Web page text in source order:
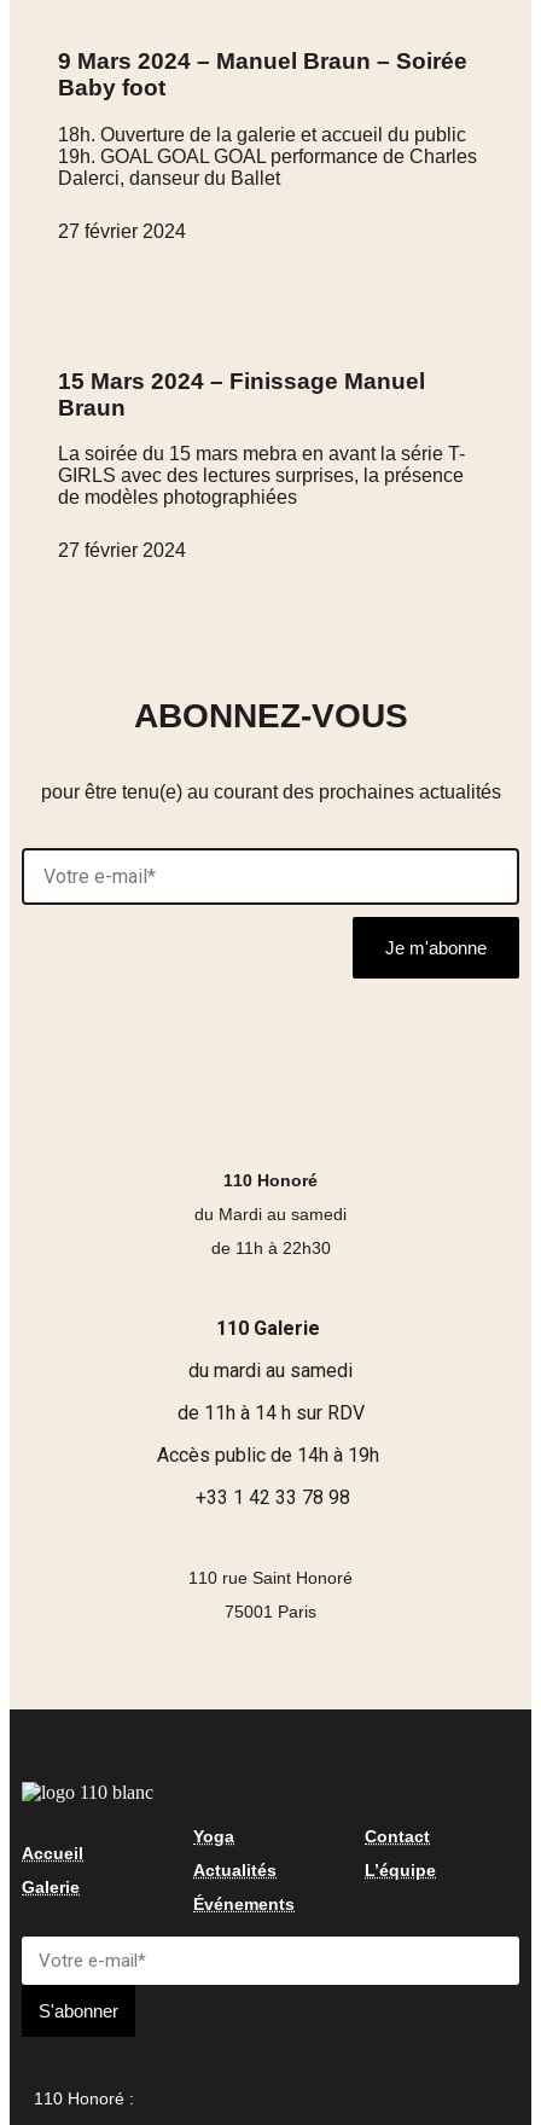
9 Mars 2024 – Manuel Braun – Soirée
Baby foot
18h. Ouverture de la galerie et accueil du public
19h. GOAL GOAL GOAL performance de Charles
Dalerci, danseur du Ballet
27 février 2024
15 Mars 2024 – Finissage Manuel
Braun
La soirée du 15 mars mebra en avant la série T-
GIRLS avec des lectures surprises, la présence
de modèles photographiées
27 février 2024
ABONNEZ-VOUS
pour être tenu(e) au courant des prochaines actualités
Je m'abonne
110 Honoré
du Mardi au samedi
de 11h à 22h30
110 Galerie
du mardi au samedi
de 11h à 14 h sur RDV
Accès public de 14h à 19h
+33 1 42 33 78 98
110 rue Saint Honoré
75001 Paris
Accueil
Galerie
Yoga
Actualités
Événements
Contact
L’équipe
S'abonner
110 Honoré :